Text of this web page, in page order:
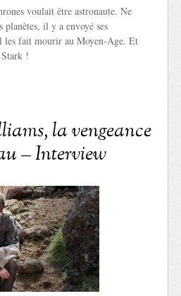
voulait être astronaute. Ne
planètes, il y a envoyé ses
les fait mourir au Moyen-Age. Et
!
la vengeance
– Interview